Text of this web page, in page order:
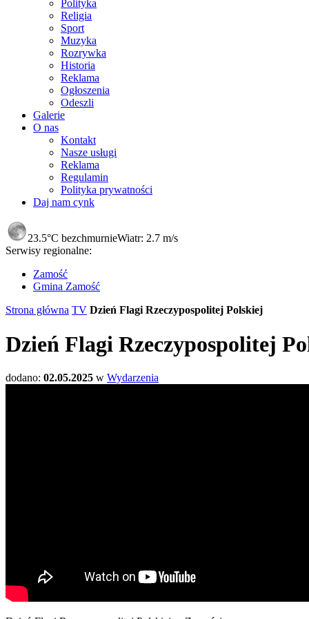
Polityka
Religia
Sport
Muzyka
Rozrywka
Historia
Reklama
Ogłoszenia
Odeszli
Galerie
O nas
Kontakt
Nasze usługi
Reklama
Regulamin
Polityka prywatności
Daj nam cynk
23.5°C bezchmurnieWiatr: 2.7 m/s
Serwisy regionalne:
Zamość
Gmina Zamość
Strona główna TV Dzień Flagi Rzeczypospolitej Polskiej
Dzień Flagi Rzeczypospolitej
dodano: 02.05.2025 w Wydarzenia